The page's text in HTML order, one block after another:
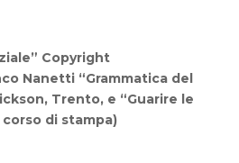
Copyright
Nanetti “Grammatica del
Trento, e “Guarire le
di stampa)